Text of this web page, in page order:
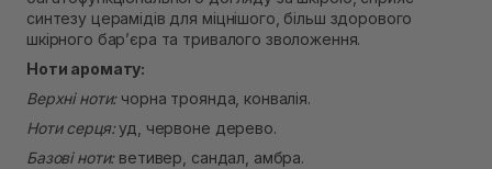
синтезу церамідів для міцнішого, більш здорового
шкірного бар’єра та тривалого зволоження.
Ноти аромату:
Верхні ноти:чорна троянда, конвалія.
Ноти серця:уд, червоне дерево.
Базові ноти:ветивер, сандал, амбра.